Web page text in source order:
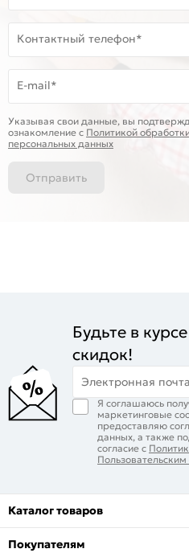
Контактный телефон*
E-mail*
Указывая свои данные, вы
ознакомление c Политикой
персональных данных
Отправить
Будьте в
скидок!
Электронная почта
Я соглашаюсь
маркетинговые
предоставляю
данных, а также
согласие с
Каталог товаров
Покупателям